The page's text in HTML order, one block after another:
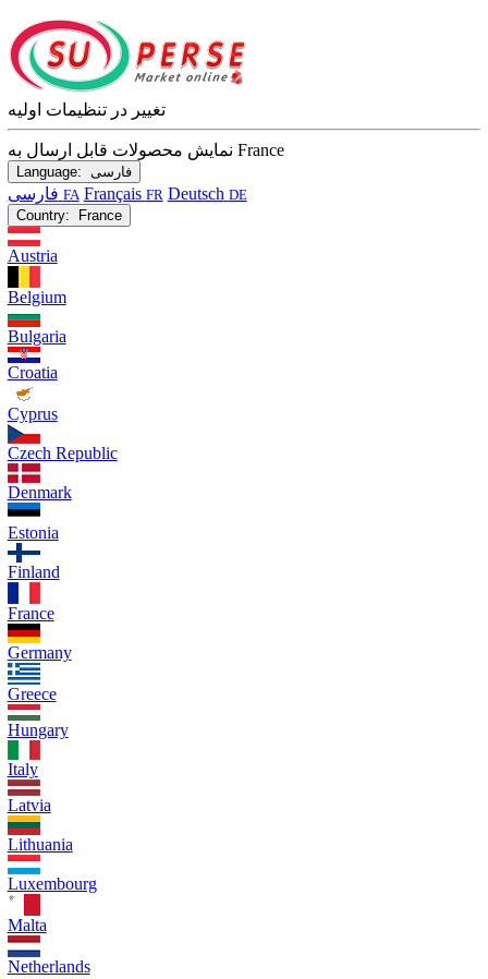
تغییر در تنظیمات اولیه
نمایش محصولات قابل ارسال به France
Language: فارسی
فارسی FA Français FR Deutsch DE
Country:
France
Austria
Belgium
Bulgaria
Croatia
Cyprus
Czech Republic
Denmark
Estonia
Finland
France
Germany
Greece
Hungary
Italy
Latvia
Lithuania
Luxembourg
Malta
Netherlands